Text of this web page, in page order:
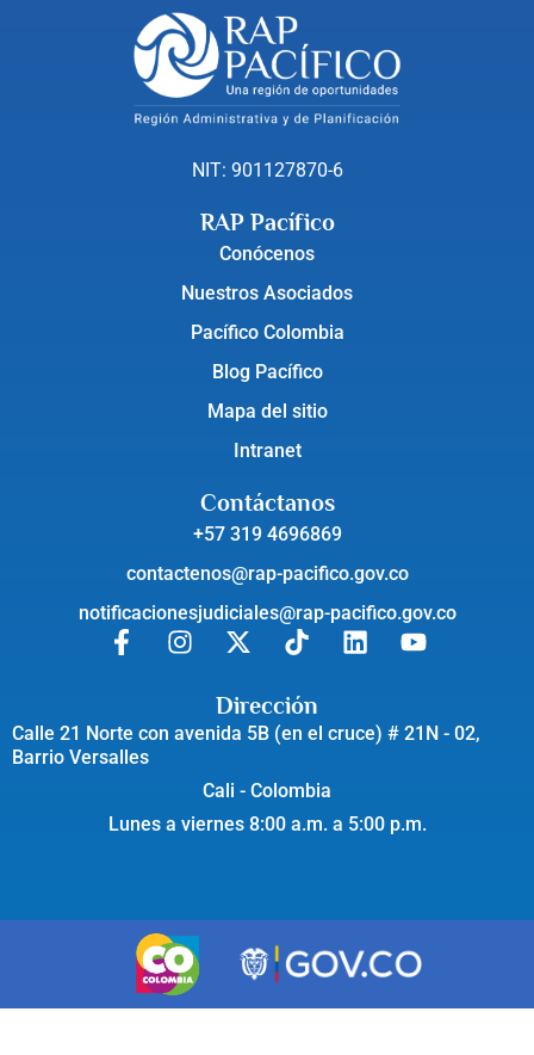
NIT: 901127870-6
RAP Pacífico
Conócenos
Nuestros Asociados
Pacífico Colombia
Blog Pacífico
Mapa del sitio
Intranet
Contáctanos
+57 319 4696869
contactenos@rap-pacifico.gov.co
notificacionesjudiciales@rap-pacifico.gov.co
Dirección
Calle 21 Norte con avenida 5B (en el cruce) # 21N - 02,
Barrio Versalles
Cali - Colombia
Lunes a viernes 8:00 a.m. a 5:00 p.m.